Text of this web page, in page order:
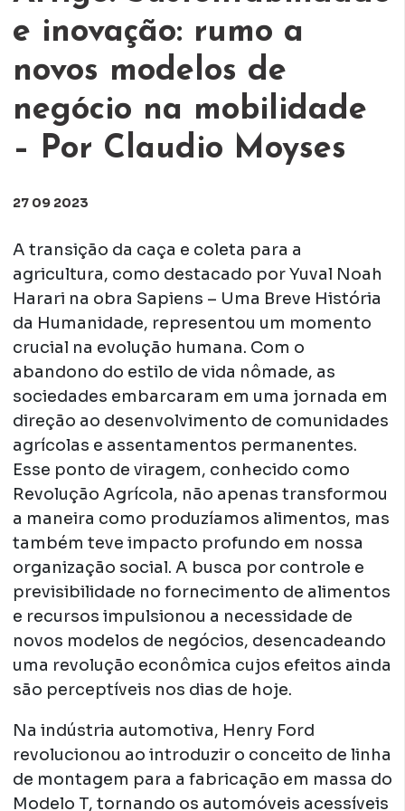
e inovação: rumo a
novos modelos de
negócio na mobilidade
– Por Claudio Moyses
27 09 2023
A transição da caça e coleta para a
agricultura, como destacado por Yuval Noah
Harari na obra Sapiens – Uma Breve História
da Humanidade, representou um momento
crucial na evolução humana. Com o
abandono do estilo de vida nômade, as
sociedades embarcaram em uma jornada em
direção ao desenvolvimento de comunidades
agrícolas e assentamentos permanentes.
Esse ponto de viragem, conhecido como
Revolução Agrícola, não apenas transformou
a maneira como produzíamos alimentos, mas
também teve impacto profundo em nossa
organização social. A busca por controle e
previsibilidade no fornecimento de alimentos
e recursos impulsionou a necessidade de
novos modelos de negócios, desencadeando
uma revolução econômica cujos efeitos ainda
são perceptíveis nos dias de hoje.
Na indústria automotiva, Henry Ford
revolucionou ao introduzir o conceito de linha
de montagem para a fabricação em massa do
Modelo T, tornando os automóveis acessíveis